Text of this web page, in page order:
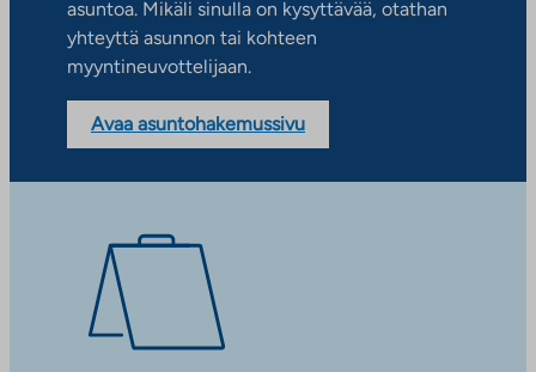
asuntoa. Mikäli sinulla on kysyttävää, otathan
yhteyttä asunnon tai kohteen
myyntineuvottelijaan.
Avaa asuntohakemussivu